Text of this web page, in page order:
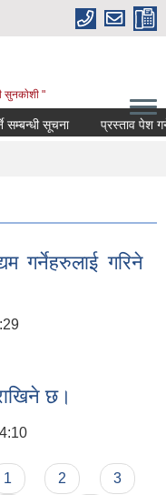
सुनकाेशी "
सूचना प्रस्ताव पेश गर्ने
गर्नेहरुलाई गरिने
छ।
1 2
3